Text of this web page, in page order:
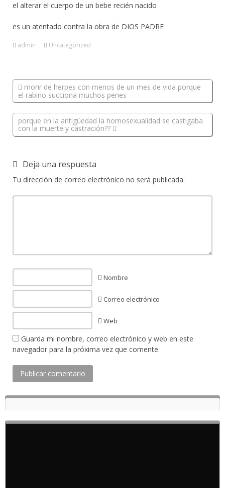
el alterar el cuerpo de un bebe recién nacido
es un atentado contra la obra de DIOS PADRE
admin Uncategorized
morir de herpes con menos de un mes de vida porque
el rabino succiona muchos penes
porque en la antigüedad la homosexualidad se castigaba
con la muerte y castración??
Deja una respuesta
Tu dirección de correo electrónico no será publicada.
Nombre
Correo electrónico
Web
Guarda mi nombre, correo electrónico y web en este
navegador para la próxima vez que comente.